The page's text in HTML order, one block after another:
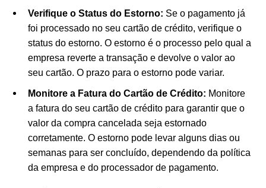
Verifique o Status do Estorno: Se o pagamento já
foi processado no seu cartão de crédito, verifique o
status do estorno. O estorno é o processo pelo qual a
empresa reverte a transação e devolve o valor ao
seu cartão. O prazo para o estorno pode variar.
Monitore a Fatura do Cartão de Crédito: Monitore
a fatura do seu cartão de crédito para garantir que o
valor da compra cancelada seja estornado
corretamente. O estorno pode levar alguns dias ou
semanas para ser concluído, dependendo da política
da empresa e do processador de pagamento.